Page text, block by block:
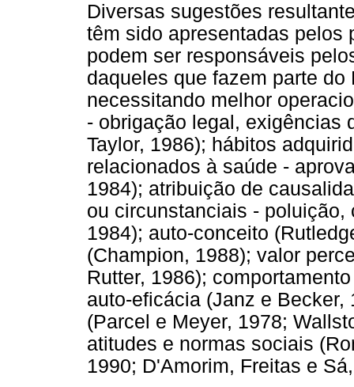
Diversas sugestões
têm sido apresentadas pelos
podem ser responsáveis
daqueles que fazem parte
necessitando melhor
- obrigação legal, exigências
Taylor, 1986); hábitos
relacionados à saúde -
1984); atribuição de
ou circunstanciais -
1984); auto-conceito
(Champion, 1988); valor
Rutter, 1986);
auto-eficácia (Janz e
(Parcel e Meyer, 1978;
atitudes e normas sociais
1990; D'Amorim, Freitas e